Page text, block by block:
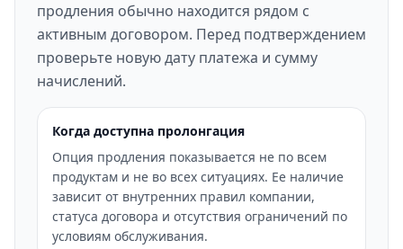
продления обычно находится рядом с
активным договором. Перед подтверждением
проверьте новую дату платежа и сумму
начислений.
Когда доступна пролонгация
Опция продления показывается не по всем
продуктам и не во всех ситуациях. Ее наличие
зависит от внутренних правил компании,
статуса договора и отсутствия ограничений по
условиям обслуживания.